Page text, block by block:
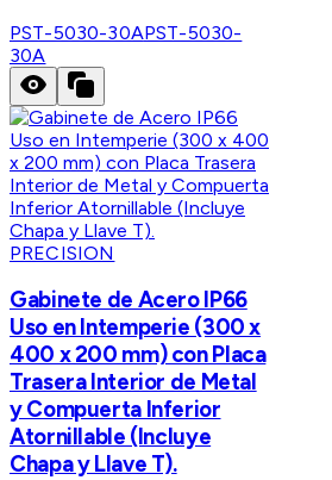
PST-5030-30APST-5030-
30A
PRECISION
Gabinete de Acero IP66
Uso en Intemperie (300 x
400 x 200 mm) con Placa
Trasera Interior de Metal
y Compuerta Inferior
Atornillable (Incluye
Chapa y Llave T).